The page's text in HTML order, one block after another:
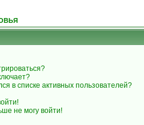
в списке активных пользователей?
не могу войти!